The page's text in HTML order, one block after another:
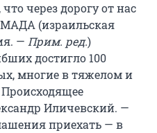
через дорогу от нас
МАДА (израильская
— Прим. ред.)
достигло 100
многие в тяжелом и
Иличевский. —
приехать — в